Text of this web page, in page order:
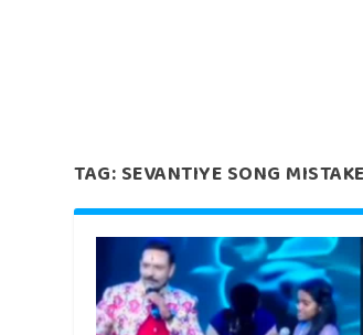
TAG:SEVANTIYE SONG MISTAKE